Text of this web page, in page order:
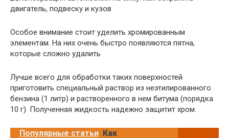
Особое внимание стоит уделить хромированным
элементам. На них очень быстро появляются пятна,
которые сложно удалить
Лучше всего для обработки таких поверхностей
приготовить специальный раствор из неэтилированного
бензина (1 литр) и растворенного в нем битума (порядка
10 г). Полученная жидкость надежно защитит хром.
Популярные статьи Как